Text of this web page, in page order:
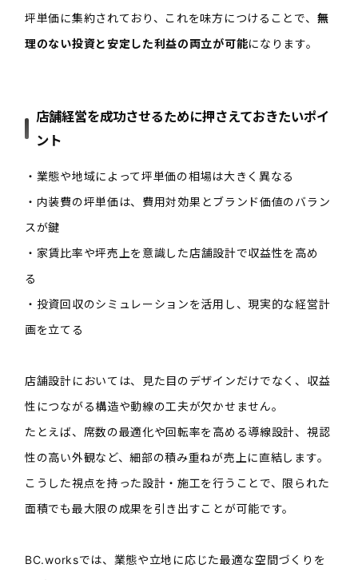
坪単価に集約されており、これを味方につけることで、 無
理のない投資と安定した利益の両立が可能になります。
店舗経営を成功させるために押さえておきたいポイ
ント
・ 業態や地域によって坪単価の相場は大きく異なる
・ 内装費の坪単価は、費用対効果とブランド価値のバラン
スが鍵
・ 家賃比率や坪売上を意識した店舗設計で収益性を高め
る
・投資回収のシミュレーションを活用し、現実的な経営計
画を立てる
店舗設計においては、見た目のデザインだけでなく、収益
性につながる構造や動線の工夫が欠かせません。
たとえば、席数の最適化や回転率を高める導線設計、視認
性の高い外観など、細部の積み重ねが売上に直結します。
こうした視点を持った設計・施工を行うことで、限られた
面積でも最大限の成果を引き出すことが可能です。
BC.worksでは、業態や立地に応じた最適な空間づくりを